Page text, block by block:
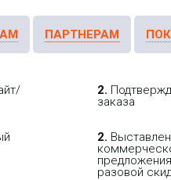
ПАРТНЕРАМ
2.
заказа
2.
разовой